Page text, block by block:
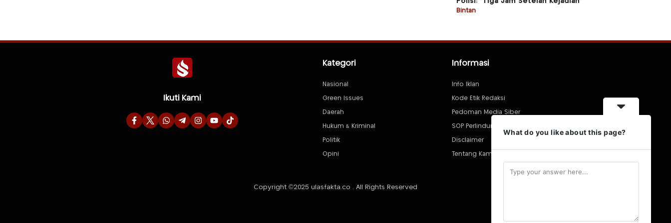
Bintan
Ikuti Kami
Kategori
Nasional
Green Issues
Daerah
Hukum & Kriminal
Politik
Opini
Informasi
Info Iklan
Kode Etik Redaksi
Pedoman Media Siber
SOP Perlindungan Wartawan
Disclaimer
Tentang Kami
Copyright ©2025 ulasfakta.co . All Rights Reserved
What do you like about this page?